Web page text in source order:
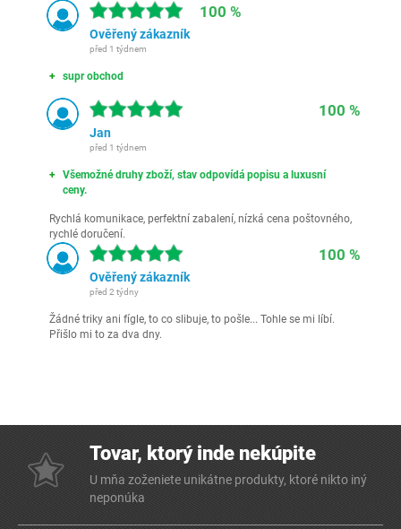
100 %
Ověřený zákazník
před 1 týdnem
supr obchod
100 %
Jan
před 1 týdnem
Všemožné druhy zboží, stav odpovídá popisu a luxusní
ceny.
Rychlá komunikace, perfektní zabalení, nízká cena poštovného,
rychlé doručení.
100 %
Ověřený zákazník
před 2 týdny
Žádné triky ani fígle, to co slibuje, to pošle... Tohle se mi líbí.
Přišlo mi to za dva dny.
Tovar, ktorý inde nekúpite
U mňa zoženiete unikátne produkty, ktoré nikto iný
neponúka